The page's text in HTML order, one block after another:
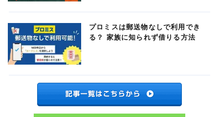
プロミスは郵送物なしで利用でき
る？ 家族に知られず借りる方法